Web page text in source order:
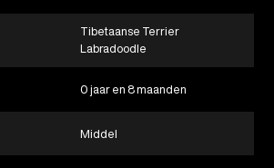
Tibetaanse Terrier
Labradoodle
0 jaar en 8 maanden
Middel